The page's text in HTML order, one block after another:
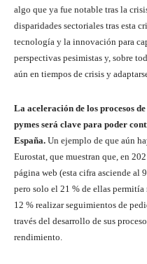
algo que ya fue notable tras la
disparidades sectoriales tras esta
tecnología y la innovación para
perspectivas pesimistas y, sobre
aún en tiempos de crisis y
La aceleración de los procesos
pymes será clave para poder
España. Un ejemplo de que aún
Eurostat, que muestran que, en
página web (esta cifra asciende al
pero solo el 21 % de ellas
12 % realizar seguimientos de
través del desarrollo de sus
rendimiento.